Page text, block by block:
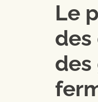
Le
des